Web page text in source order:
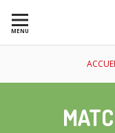
auMENU